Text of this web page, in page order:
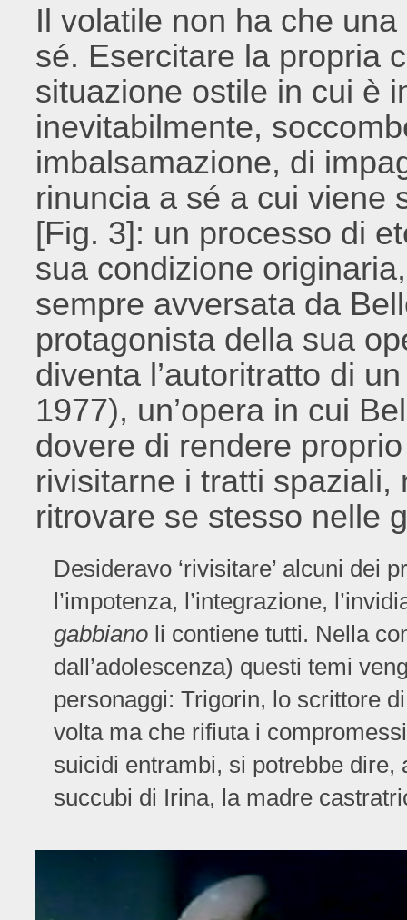
Il volatile non ha che
sé. Esercitare la propria
situazione ostile in cui è
inevitabilmente,
imbalsamazione, di
rinuncia a sé a cui viene
[Fig. 3]: un processo di
sua condizione
sempre avversata da
protagonista della sua
diventa l’autoritratto di
1977), un’opera in cui
dovere di rendere
rivisitarne i tratti
ritrovare se stesso nelle
Desideravo ‘rivisitare’ alcuni dei
l’impotenza, l’integrazione,
gabbiano li contiene tutti. Nella
dall’adolescenza) questi temi
personaggi: Trigorin, lo scrittore
volta ma che rifiuta i
suicidi entrambi, si potrebbe
succubi di Irina, la madre